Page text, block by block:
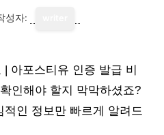
성자:
아포스티유 인증 발급 비
인해야 할지 막막하셨죠?
인 정보만 빠르게 알려드